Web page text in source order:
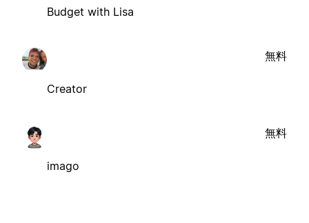
Budget with Lisa
Creator
無料
imago
無料